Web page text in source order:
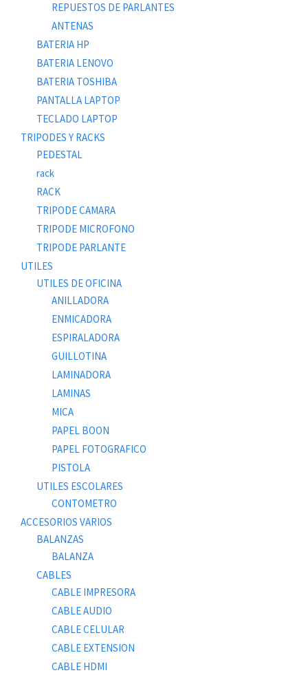
REPUESTOS DE PARLANTES
ANTENAS
BATERIA HP
BATERIA LENOVO
BATERIA TOSHIBA
PANTALLA LAPTOP
TECLADO LAPTOP
TRIPODES Y RACKS
PEDESTAL
rack
RACK
TRIPODE CAMARA
TRIPODE MICROFONO
TRIPODE PARLANTE
UTILES
UTILES DE OFICINA
ANILLADORA
ENMICADORA
ESPIRALADORA
GUILLOTINA
LAMINADORA
LAMINAS
MICA
PAPEL BOON
PAPEL FOTOGRAFICO
PISTOLA
UTILES ESCOLARES
CONTOMETRO
ACCESORIOS VARIOS
BALANZAS
BALANZA
CABLES
CABLE IMPRESORA
CABLE AUDIO
CABLE CELULAR
CABLE EXTENSION
CABLE HDMI